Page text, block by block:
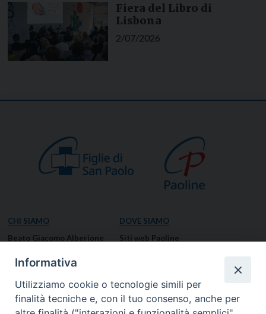
Fiera del Libro di
Lisbona
2/07/2026
CHI SIAMO
Beato Giacomo Alberione
Missione Paolina
Luoghi delle Origini
DOVE SIAMO
Siti web Paoline
Notizie dal governo generale
Notizie in breve
Informativa
Utilizziamo cookie o tecnologie simili per
finalità tecniche e, con il tuo consenso, anche per